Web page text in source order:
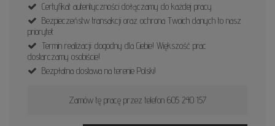
Certyfikat autentyczności dołączamy do każdej pracy.
Bezpieczeństw transakcji oraz ochrona Twoich danych to nasz
priorytet.
Termin realizacji: dogodny dla Ciebie! Większość prac
dostarczamy osobiście!
Bezpłatna dostawa na terenie Polski!
Zamów tę pracę przez telefon 605 240 157